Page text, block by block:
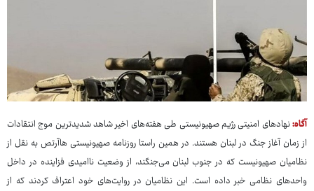
آگاه:نهادهای امنیتی رژیم صهیونیستی طی هفته‌های اخیر شاهد شدیدترین موج انتقادات
از زمان آغاز جنگ در لبنان هستند. در همین راستا روزنامه صهیونیستی هاآرتص به نقل از
نظامیان صهیونیست که در جنوب لبنان می‌جنگند، از وضعیت ناامیدی فزاینده در داخل
واحدهای نظامی خبر داده است. این نظامیان در روایت‌های خود اعتراف کردند که از